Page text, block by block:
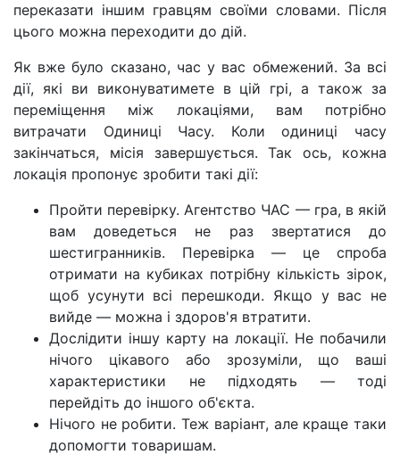
переказати іншим гравцям своїми словами. Після
цього можна переходити до дій.
Як вже було сказано, час у вас обмежений. За всі
дії, які ви виконуватимете в цій грі, а також за
переміщення між локаціями, вам потрібно
витрачати Одиниці Часу. Коли одиниці часу
закінчаться, місія завершується. Так ось, кожна
локація пропонує зробити такі дії:
Пройти перевірку. Агентство ЧАС — гра, в якій
вам доведеться не раз звертатися до
шестигранників. Перевірка — це спроба
отримати на кубиках потрібну кількість зірок,
щоб усунути всі перешкоди. Якщо у вас не
вийде — можна і здоров'я втратити.
Дослідити іншу карту на локації. Не побачили
нічого цікавого або зрозуміли, що ваші
характеристики не підходять — тоді
перейдіть до іншого об'єкта.
Нічого не робити. Теж варіант, але краще таки
допомогти товаришам.